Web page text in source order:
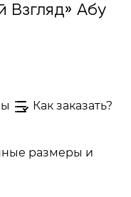
Абу
Как заказать?
размеры и